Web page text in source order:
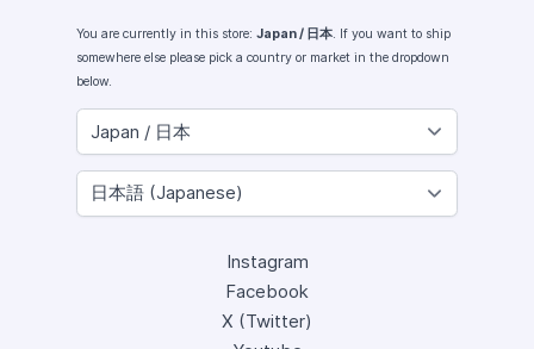
You are currently in this store: Japan / 日本. If you want to ship
somewhere else please pick a country or market in the dropdown
below.
Instagram
Facebook
X (Twitter)